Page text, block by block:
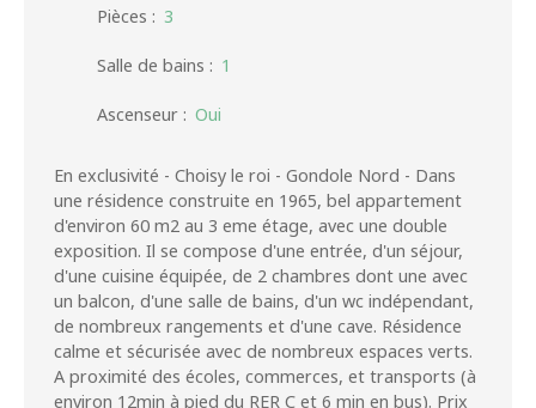
Pièces : 3
Salle de bains : 1
Ascenseur : Oui
En exclusivité - Choisy le roi - Gondole Nord - Dans
une résidence construite en 1965, bel appartement
d'environ 60 m2 au 3 eme étage, avec une double
exposition. Il se compose d'une entrée, d'un séjour,
d'une cuisine équipée, de 2 chambres dont une avec
un balcon, d'une salle de bains, d'un wc indépendant,
de nombreux rangements et d'une cave. Résidence
calme et sécurisée avec de nombreux espaces verts.
A proximité des écoles, commerces, et transports (à
environ 12min à pied du RER C et 6 min en bus). Prix